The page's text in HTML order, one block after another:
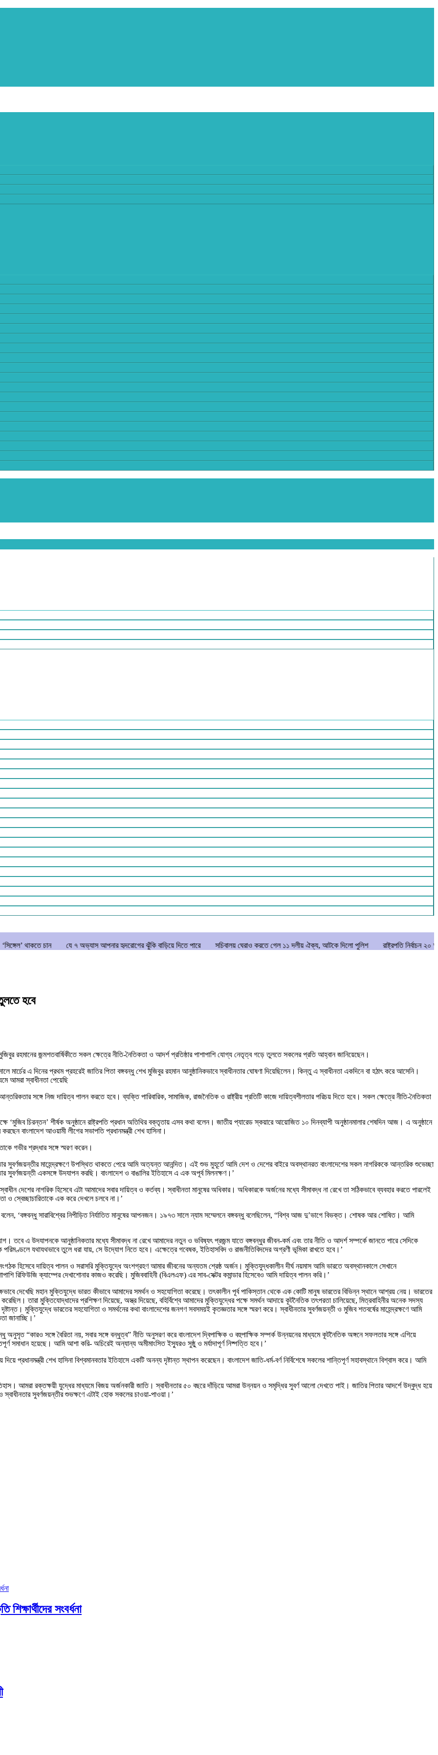
চান যে ৭ অভ্যাস আপনার হৃদরোগের ঝুঁকি বাড়িয়ে দিতে পারে সচিবালয় ঘেরাও করতে গেল ১১ দলীয় ঐক্য, আটকে দিলো পুলিশ রাষ্ট্রপতি নির্বাচন ২০ আগস্ট
হবে
রহমানের জন্মশতবার্ষিকীতে সকল ক্ষেত্রে নীতি-নৈতিকতা ও আদর্শ প্রতিষ্ঠার পাশাপাশি যোগ্য নেতৃত্ব গড়ে তুলতে সকলের প্রতি আহ্বান জানিয়েছেন।
এ দিনের প্রথম প্রহরেই জাতির পিতা বঙ্গবন্ধু শেখ মুজিবুর রহমান আনুষ্ঠানিকভাবে স্বাধীনতার ঘোষণা দিয়েছিলেন। কিন্তু এ স্বাধীনতা একদিনে বা হঠাৎ করে আসেনি।
আমরা স্বাধীনতা পেয়েছি
সঙ্গে নিজ দায়িত্ব পালন করতে হবে। ব্যক্তি পারিবারিক, সামাজিক, রাজনৈতিক ও রাষ্ট্রীয় প্রতিটি কাজে দায়িত্বশীলতার পরিচয় দিতে হবে। সকল ক্ষেত্রে নীতি-নৈতিকতা
‘মুজিব চিরন্তন’ শীর্ষক অনুষ্ঠানে রাষ্ট্রপতি প্রধান অতিথির বক্তৃতায় এসব কথা বলেন। জাতীয় প্যারেড স্কয়ারে আয়োজিত ১০ দিনব্যাপী অনুষ্ঠানমালার শেষদিন আজ। এ অনুষ্ঠানে
বাংলাদেশ আওয়ামী লীগের সভাপতি প্রধানমন্ত্রী শেখ হাসিনা।
গভীর শ্রদ্ধার সঙ্গে স্মরণ করেন।
সুবর্ণজয়ন্তীর মাহেন্দ্রক্ষণে উপস্থিত থাকতে পেরে আমি অত্যন্ত আনন্দিত। এই শুভ মুহূর্তে আমি দেশ ও দেশের বাইরে অবস্থানরত বাংলাদেশের সকল নাগরিককে আন্তরিক শুভেচ্ছা
সুবর্ণজয়ন্তী একসঙ্গে উদযাপন করছি। বাংলাদেশ ও বাঙালির ইতিহাসে এ এক অপূর্ব মিলনক্ষণ।’
নাগরিক হিসেবে এটা আমাদের সবার দায়িত্ব ও কর্তব্য। স্বাধীনতা মানুষের অধিকার। অধিকারকে অর্জনের মধ্যে সীমাবদ্ধ না রেখে তা সঠিকভাবে ব্যবহার করতে পারলেই
ও স্বেচ্ছাচারিতাকে এক করে দেখলে চলবে না।’
বলেন, ‘বঙ্গবন্ধু সারাবিশ্বের নিপীড়িত নির্যাতিত মানুষের আপনজন। ১৯৭৩ সালে ন্যাম সম্মেলনে বঙ্গবন্ধু বলেছিলেন, “বিশ্ব আজ দু’ভাগে বিভক্ত। শোষক আর শোষিত। আমি
তবে এ উদযাপনকে আনুষ্ঠানিকতার মধ্যে সীমাবদ্ধ না রেখে আমাদের নতুন ও ভবিষ্যৎ প্রজন্ম যাতে বঙ্গবন্ধুর জীবন-কর্ম এবং তার নীতি ও আদর্শ সম্পর্কে জানতে পারে সেদিকে
পরিমণ্ডলে যথাযথভাবে তুলে ধরা যায়, সে উদ্যোগ নিতে হবে। এক্ষেত্রে গবেষক, ইতিহাসবিদ ও রাজনীতিবিদদের অগ্রণী ভূমিকা রাখতে হবে।’
হিসেবে দায়িত্ব পালন ও সরাসরি মুক্তিযুদ্ধে অংশগ্রহণ আমার জীবনের অন্যতম শ্রেষ্ঠ অর্জন। মুক্তিযুদ্ধকালীন দীর্ঘ নয়মাস আমি ভারতে অবস্থানকালে সেখানে
রিফিউজি ক্যাম্পের দেখাশোনার কাজও করেছি। মুজিববাহিনী (বিএলএফ) এর সাব-সেক্টর কমান্ডার হিসেবেও আমি দায়িত্ব পালন করি।’
দেখেছি মহান মুক্তিযুদ্ধে ভারত কীভাবে আমাদের সমর্থন ও সহযোগিতা করেছে। তৎকালীন পূর্ব পাকিস্তান থেকে এক কোটি মানুষ ভারতের বিভিন্ন স্থানে আশ্রয় নেয়। ভারতের
তারা মু্ক্তিযোদ্ধাদের প্রশিক্ষণ দিয়েছে, অস্ত্র দিয়েছে, বহির্বিশ্বে আমাদের মুক্তিযুদ্ধের পক্ষে সমর্থন আদায়ে কূটনৈতিক তৎপরতা চালিয়েছে, মিত্রবাহিনীর অনেক সদস্য
মুক্তিযুদ্ধে ভারতের সহযোগিতা ও সমর্থনের কথা বাংলাদেশের জনগণ সবসময়ই কৃতজ্ঞতার সঙ্গে স্মরণ করে। স্বাধীনতার সুবর্ণজয়ন্তী ও মুজিব শতবর্ষের মাহেন্দ্রক্ষণে আমি
জানাচ্ছি।’
“কারও সঙ্গে বৈরিতা নয়, সবার সঙ্গে বন্ধুত্ব” নীতি অনুসরণ করে বাংলাদেশ দ্বিপাক্ষিক ও বহুপাক্ষিক সম্পর্ক উন্নয়নের মাধ্যমে কূটনৈতিক অঙ্গনে সফলতার সঙ্গে এগিয়ে
সমাধান হয়েছে। আমি আশা করি- অচিরেই অন্যান্য অমীমাংসিত ইস্যুরও সুষ্ঠু ও মর্যাদাপূর্ণ নিষ্পত্তি হবে।’
প্রধানমন্ত্রী শেখ হাসিনা বিশ্বমানবতার ইতিহাসে একটি অনন্য দৃষ্টান্ত স্থাপন করেছেন। বাংলাদেশ জাতি-ধর্ম-বর্ণ নির্বিশেষে সকলের শান্তিপূর্ণ সহাবস্থানে বিশ্বাস করে। আমি
আমরা রক্তক্ষয়ী যুদ্ধের মাধ্যমে বিজয় অর্জনকারী জাতি। স্বাধীনতার ৫০ বছরে দাঁড়িয়ে আমরা উন্নয়ন ও সমৃদ্ধির সুবর্ণ আলো দেখতে পাই। জাতির পিতার আদর্শে উদ্বুদ্ধ হয়ে
সুবর্ণজয়ন্তীর শুভক্ষণে এটাই হোক সকলের চাওয়া-পাওয়া।’
সংবর্ধনা